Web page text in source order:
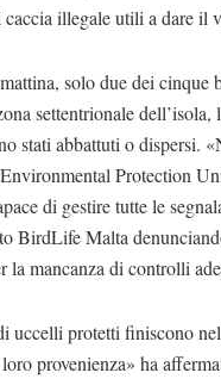
caccia illegale utili a dare il
solo due dei cinque
settentrionale
stati abbattuti o dispersi.
Protection
di gestire tutte le
BirdLife Malta
la mancanza di controlli
uccelli protetti finiscono
provenienza» ha